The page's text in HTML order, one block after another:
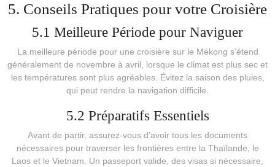
5. Conseils Pratiques pour votre Croisière
5.1 Meilleure Période pour Naviguer
La meilleure période pour une croisière sur le Mékong s’étend
généralement de novembre à avril, lorsque le climat est plus sec et
les températures sont plus agréables. Évitez la saison des pluies,
qui peut rendre la navigation difficile.
5.2 Préparatifs Essentiels
Avant de partir, assurez-vous d’avoir tous les documents
nécessaires pour traverser les frontières entre la Thaïlande, le
Laos et le Vietnam. Un passeport valide, des visas si nécessaire,